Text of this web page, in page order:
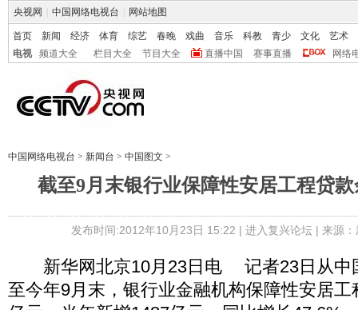
央视网 中国网络电视台 网站地图
首页 新闻 经济 体育 综艺 春晚 戏曲 音乐 科教 青少 文化
艺术
电视
频道大全 栏目大全 节目大全 直播中国 赛事直播 网络
中国网络电视台 > 新闻台 > 中国图文 >
截至9月末银行业保障性安居工程贷款
发布时间:2012年10月23日 15:22 | 进入复兴论坛| 来源
新华网北京10月23日电 记者23日从中
至今年9月末，银行业金融机构保障性安居